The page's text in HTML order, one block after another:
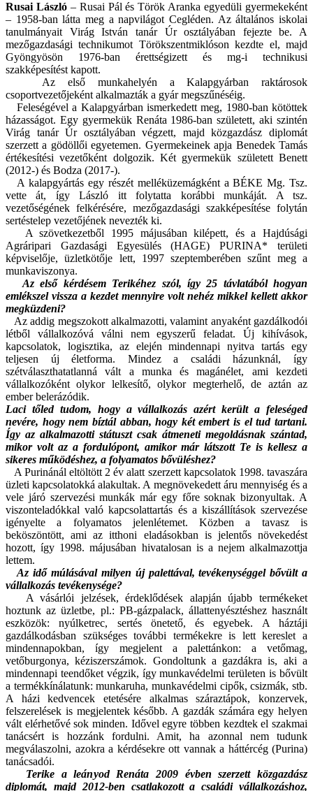
Rusai László– Rusai Pál és Török Aranka egyedüli gyermekeként
– 1958-ban látta meg a napvilágot Cegléden. Az általános iskolai
tanulmányait Virág István tanár Úr osztályában fejezte be. A
mezőgazdasági technikumot Törökszentmiklóson kezdte el, majd
Gyöngyösön 1976-ban érettségizett és mg-i technikusi
szakképesítést kapott.
Az első munkahelyén a Kalapgyárban raktárosok
csoportvezetőjeként alkalmazták a gyár megszűnéséig.
Feleségével a Kalapgyárban ismerkedett meg, 1980-ban kötöttek
házasságot. Egy gyermekük Renáta 1986-ban született, aki szintén
Virág tanár Úr osztályában végzett, majd közgazdász diplomát
szerzett a gödöllői egyetemen. Gyermekeinek apja Benedek Tamás
értékesítési vezetőként dolgozik. Két gyermekük született Benett
(2012-) és Bodza (2017-).
A kalapgyártás egy részét melléküzemágként a BÉKE Mg. Tsz.
vette át, így László itt folytatta korábbi munkáját. A tsz.
vezetőségének felkérésére, mezőgazdasági szakképesítése folytán
sertéstelep vezetőjének nevezték ki.
A szövetkezetből 1995 májusában kilépett, és a Hajdúsági
Agráripari Gazdasági Egyesülés (HAGE) PURINA* területi
képviselője, üzletkötője lett, 1997 szeptemberében szűnt meg a
munkaviszonya.
Az első kérdésem Terikéhez szól, így 25 távlatából hogyan
emlékszel vissza a kezdet mennyire volt nehéz mikkel kellett akkor
megküzdeni?
Az addig megszokott alkalmazotti, valamint anyaként gazdálkodói
létből vállalkozóvá válni nem egyszerű feladat. Új kihívások,
kapcsolatok, logisztika, az elején mindennapi nyitva tartás egy
teljesen új életforma. Mindez a családi házunknál, így
szétválaszthatatlanná vált a munka és magánélet, ami kezdeti
vállalkozóként olykor lelkesítő, olykor megterhelő, de aztán az
ember belerázódik.
Laci tőled tudom, hogy a vállalkozás azért került a feleséged
nevére, hogy nem bíztál abban, hogy két embert is el tud tartani.
Így az alkalmazotti státuszt csak átmeneti megoldásnak szántad,
mikor volt az a fordulópont, amikor már látszott Te is kellesz a
sikeres működéshez, a folyamatos bővüléshez?
A Purinánál eltöltött 2 év alatt szerzett kapcsolatok 1998. tavaszára
üzleti kapcsolatokká alakultak. A megnövekedett áru mennyiség és a
vele járó szervezési munkák már egy főre soknak bizonyultak. A
viszonteladókkal való kapcsolattartás és a kiszállítások szervezése
igényelte a folyamatos jelenlétemet. Közben a tavasz is
beköszöntött, ami az itthoni eladásokban is jelentős növekedést
hozott, így 1998. májusában hivatalosan is a nejem alkalmazottja
lettem.
Az idő múlásával milyen új palettával, tevékenységgel bővült a
vállalkozás tevékenysége?
A vásárlói jelzések, érdeklődések alapján újabb termékeket
hoztunk az üzletbe, pl.: PB-gázpalack, állattenyésztéshez használt
eszközök: nyúlketrec, sertés önetető, és egyebek. A háztáji
gazdálkodásban szükséges további termékekre is lett kereslet a
mindennapokban, így megjelent a palettánkon: a vetőmag,
vetőburgonya, kéziszerszámok. Gondoltunk a gazdákra is, aki a
mindennapi teendőket végzik, így munkavédelmi területen is bővült
a termékkínálatunk: munkaruha, munkavédelmi cipők, csizmák, stb.
A házi kedvencek etetésére alkalmas száraztápok, konzervek,
felszerelések is megjelentek később. A gazdák számára egy helyen
vált elérhetővé sok minden. Idővel egyre többen kezdtek el szakmai
tanácsért is hozzánk fordulni. Amit, ha azonnal nem tudunk
megválaszolni, azokra a kérdésekre ott vannak a háttércég (Purina)
tanácsadói.
Terike a leányod Renáta 2009 évben szerzett közgazdász
diplomát, majd 2012-ben csatlakozott a családi vállalkozáshoz,